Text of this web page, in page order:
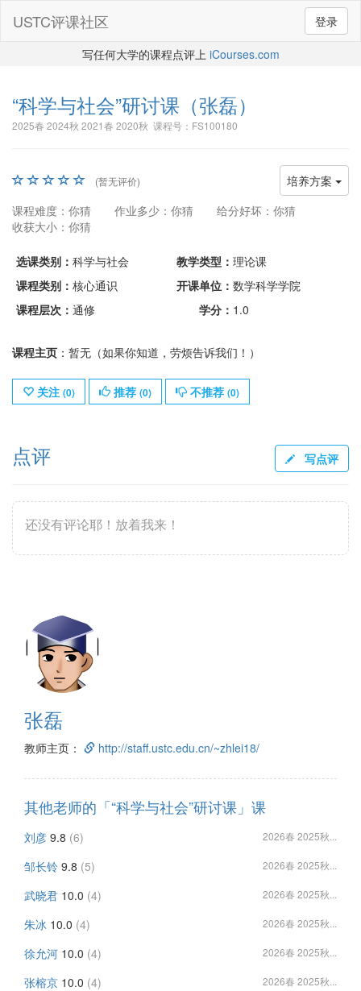
登录
USTC评课社区
写任何大学的课程点评上 iCourses.com
“科学与社会”研讨课 （张磊）
2025春 2024秋 2021春 2020秋 课程号：FS100180
培养方案
(暂无评价)
课程难度：你猜 作业多少：你猜
给分好坏：你猜
收获大小：你猜
选课类别： 科学与社会 教学类型： 理论课
课程类别： 核心通识 开课单位： 数学科学学院
课程层次： 通修 学分： 1.0
课程主页 ：暂无（如果你知道，劳烦告诉我们！）
关注 (0) 推荐 (0) 不推荐 (0)
点评 写点评
还没有评论耶！放着我来！
张磊
教师主页： http://staff.ustc.edu.cn/~zhlei18/
其他老师的「“科学与社会”研讨课」课
刘彦 9.8 (6) 2026春 2025秋...
邹长铃 9.8 (5) 2026春 2025秋...
武晓君 10.0 (4) 2026春 2025秋...
朱冰 10.0 (4) 2026春 2025秋...
徐允河 10.0 (4) 2026春 2025秋...
张榕京 10.0 (4) 2026春 2025秋...